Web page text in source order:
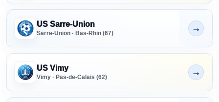
US Sarre-Union
Sarre-Union · Bas-Rhin (67)
Non indiqué
→
US Vimy
Vimy · Pas-de-Calais (62)
Non indiqué
→